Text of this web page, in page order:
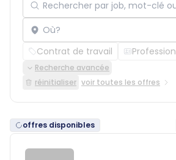
Localisation
Contrat de travail Profession
Recherche avancée
réinitialiser voir toutes les offres
offres disponibles